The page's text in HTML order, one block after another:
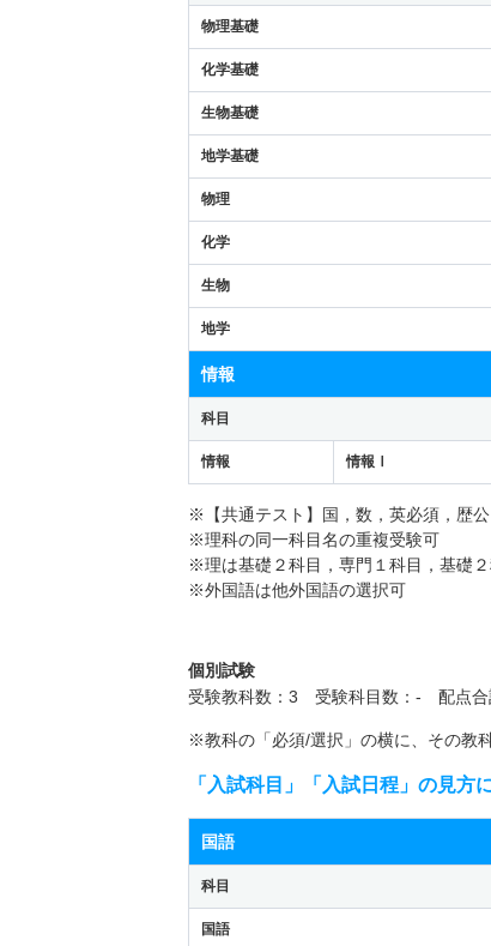
物理基礎
化学基礎
生物基礎
地学基礎
物理
化学
生物
地学
情報
科目
情報 情報Ⅰ
※【共通テスト】国，数，英必須，歴
※理科の同一科目名の重複受験可
※理は基礎２科目，専門１科目，基礎
※外国語は他外国語の選択可
個別試験
受験教科数：3 受験科目数：- 配点合
※教科の「必須/選択」の横に、その教
「入試科目」「入試日程」の見方
国語
科目
国語